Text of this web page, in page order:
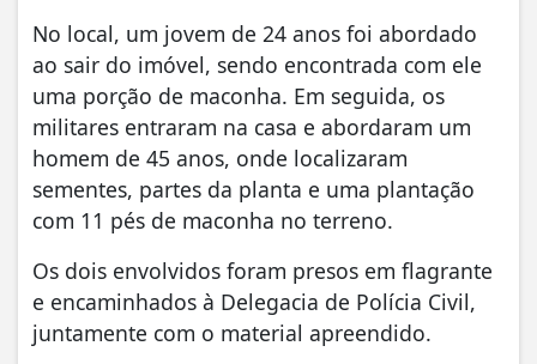
No local, um jovem de 24 anos foi abordado
ao sair do imóvel, sendo encontrada com ele
uma porção de maconha. Em seguida, os
militares entraram na casa e abordaram um
homem de 45 anos, onde localizaram
sementes, partes da planta e uma plantação
com 11 pés de maconha no terreno.
Os dois envolvidos foram presos em flagrante
e encaminhados à Delegacia de Polícia Civil,
juntamente com o material apreendido.